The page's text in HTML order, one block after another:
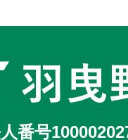
人番号